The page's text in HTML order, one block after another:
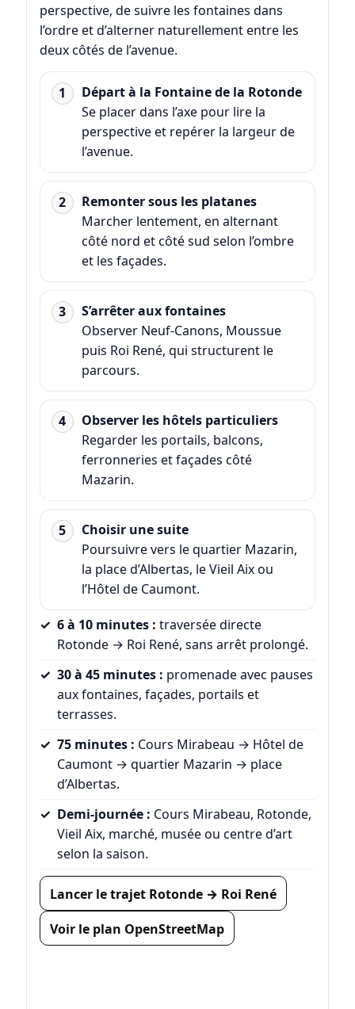
perspective, de suivre les fontaines dans
l’ordre et d’alterner naturellement entre les
deux côtés de l’avenue.
Départ à la Fontaine de la Rotonde
Se placer dans l’axe pour lire la
perspective et repérer la largeur de
l’avenue.
Remonter sous les platanes
Marcher lentement, en alternant
côté nord et côté sud selon l’ombre
et les façades.
S’arrêter aux fontaines
Observer Neuf-Canons, Moussue
puis Roi René, qui structurent le
parcours.
Observer les hôtels particuliers
Regarder les portails, balcons,
ferronneries et façades côté
Mazarin.
Choisir une suite
Poursuivre vers le quartier Mazarin,
la place d’Albertas, le Vieil Aix ou
l’Hôtel de Caumont.
6 à 10 minutes : traversée directe
Rotonde → Roi René, sans arrêt prolongé.
30 à 45 minutes : promenade avec pauses
aux fontaines, façades, portails et
terrasses.
75 minutes : Cours Mirabeau → Hôtel de
Caumont → quartier Mazarin → place
d’Albertas.
Demi-journée : Cours Mirabeau, Rotonde,
Vieil Aix, marché, musée ou centre d’art
selon la saison.
Lancer le trajet Rotonde → Roi René
Voir le plan OpenStreetMap